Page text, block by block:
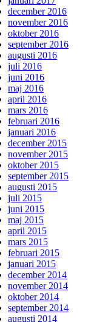
december 2016
november 2016
oktober 2016
september 2016
augusti 2016
juli 2016
juni 2016
maj 2016
april 2016
mars 2016
februari 2016
januari 2016
december 2015
november 2015
oktober 2015
september 2015
augusti 2015
juli 2015
juni 2015
maj 2015
april 2015
mars 2015
februari 2015
januari 2015
december 2014
november 2014
oktober 2014
september 2014
augusti 2014